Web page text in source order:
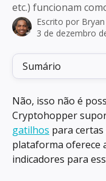
etc.) funcionam
Escrito por Bryan
3 de dezembro
Sumário
Não, isso não é
Cryptohopper
gatilhos para certas
plataforma oferece
indicadores para